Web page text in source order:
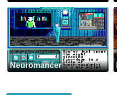
Neuromancer